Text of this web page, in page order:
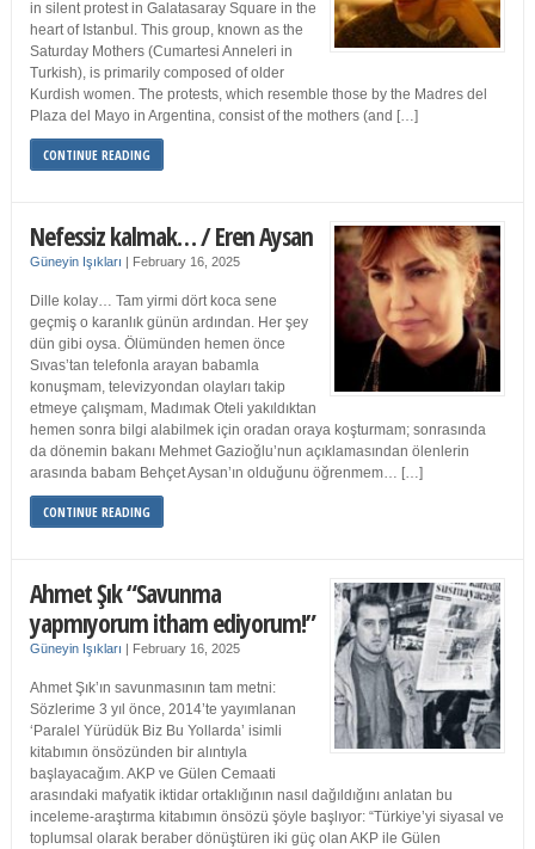
in silent protest in Galatasaray Square in the
heart of Istanbul. This group, known as the
Saturday Mothers (Cumartesi Anneleri in
Turkish), is primarily composed of older
Kurdish women. The protests, which resemble those by the Madres del
Plaza del Mayo in Argentina, consist of the mothers (and […]
CONTINUE READING
Nefessiz kalmak… / Eren Aysan
Güneyin Işıkları | February 16, 2025
Dille kolay… Tam yirmi dört koca sene
geçmiş o karanlık günün ardından. Her şey
dün gibi oysa. Ölümünden hemen önce
Sıvas’tan telefonla arayan babamla
konuşmam, televizyondan olayları takip
etmeye çalışmam, Madımak Oteli yakıldıktan
hemen sonra bilgi alabilmek için oradan oraya koşturmam; sonrasında
da dönemin bakanı Mehmet Gazioğlu’nun açıklamasından ölenlerin
arasında babam Behçet Aysan’ın olduğunu öğrenmem… […]
CONTINUE READING
Ahmet Şık “Savunma
yapmıyorum itham ediyorum!”
Güneyin Işıkları | February 16, 2025
Ahmet Şık’ın savunmasının tam metni:
Sözlerime 3 yıl önce, 2014’te yayımlanan
‘Paralel Yürüdük Biz Bu Yollarda’ isimli
kitabımın önsözünden bir alıntıyla
başlayacağım. AKP ve Gülen Cemaati
arasındaki mafyatik iktidar ortaklığının nasıl dağıldığını anlatan bu
inceleme-araştırma kitabımın önsözü şöyle başlıyor: “Türkiye’yi siyasal ve
toplumsal olarak beraber dönüştüren iki güç olan AKP ile Gülen